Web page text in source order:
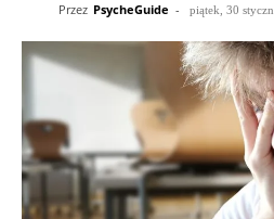
Przez PsycheGuide - piątek, 30